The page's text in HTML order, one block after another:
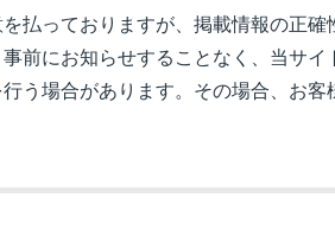
払っておりますが、掲載情報の正確
前にお知らせすることなく、当サイ
う場合があります。その場合、お